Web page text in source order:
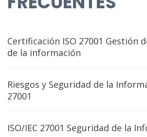
Certificación ISO 27001 Gestión
de la información
Riesgos y Seguridad de la
27001
ISO/IEC 27001 Seguridad de la